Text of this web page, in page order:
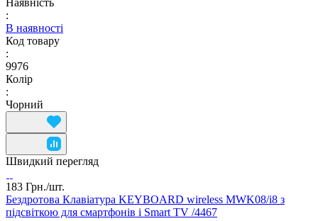
:
В наявності
Код товару
:
9976
Колір
:
Чорний
Швидкий перегляд
183 Грн./шт.
Бездротова Клавіатура KEYBOARD wireless MWK08/i8 з
підсвіткою для смартфонів і Smart TV /4467